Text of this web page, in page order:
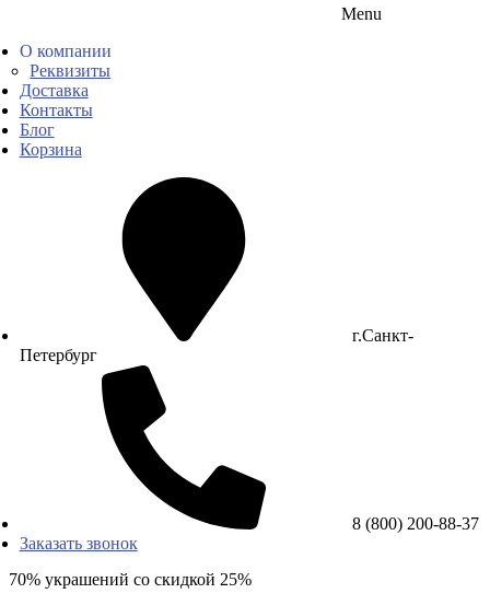
Menu
О компании
Реквизиты
Доставка
Контакты
Блог
Корзина
г.Санкт-
Петербург
8 (800) 200-88-37
Заказать звонок
70% украшений со скидкой 25%